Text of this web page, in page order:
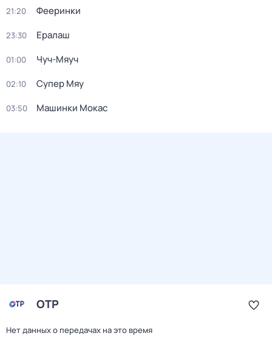
21:20 Фееринки
23:30 Ералаш
01:00 Чуч-Мяуч
02:10 Супер Мяу
03:50 Машинки Мокас
ОТР
Нет данных о передачах на это время